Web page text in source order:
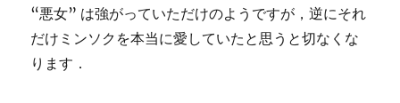
“悪女” は強がっていただけのようですが，逆にそれ
だけミンソクを本当に愛していたと思うと切なくな
ります．